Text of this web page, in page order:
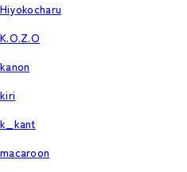
Hiyokocharu
K.O.Z.O
kanon
kiri
k_kant
macaroon